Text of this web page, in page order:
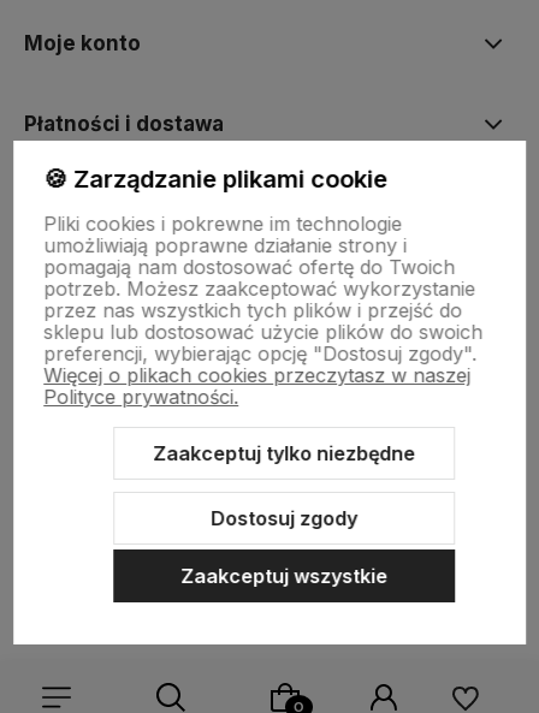
Moje konto
Płatności i dostawa
O nas
Sklep internetowy Shoper.pl Szablon Shoper Modern 3.0™
🍪 Zarządzanie plikami cookie
Pliki cookies i pokrewne im technologie
umożliwiają poprawne działanie strony i
pomagają nam dostosować ofertę do Twoich
potrzeb. Możesz zaakceptować wykorzystanie
przez nas wszystkich tych plików i przejść do
sklepu lub dostosować użycie plików do swoich
preferencji, wybierając opcję "Dostosuj zgody".
Więcej o plikach cookies przeczytasz w naszej
Polityce prywatności.
Zaakceptuj tylko niezbędne
Dostosuj zgody
Zaakceptuj wszystkie